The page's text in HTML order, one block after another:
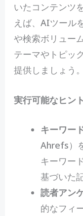
いたコンテンツ
えば、AIツール
や検索ボリュー
テーマやトピッ
提供しましょう。
実行可能なヒント
キーワー
Ahrefs）
キーワー
基づいた
読者アン
的なフィ